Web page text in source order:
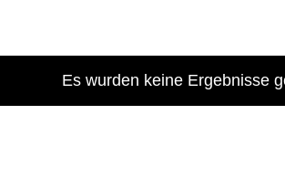
Hinweis
Es wurden keine Ergebnisse